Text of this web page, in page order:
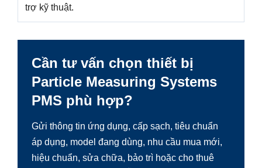
trợ kỹ thuật.
Cần tư vấn chọn thiết bị
Particle Measuring Systems
PMS phù hợp?
Gửi thông tin ứng dụng, cấp sạch, tiêu chuẩn
áp dụng, model đang dùng, nhu cầu mua mới,
hiệu chuẩn, sửa chữa, bảo trì hoặc cho thuê